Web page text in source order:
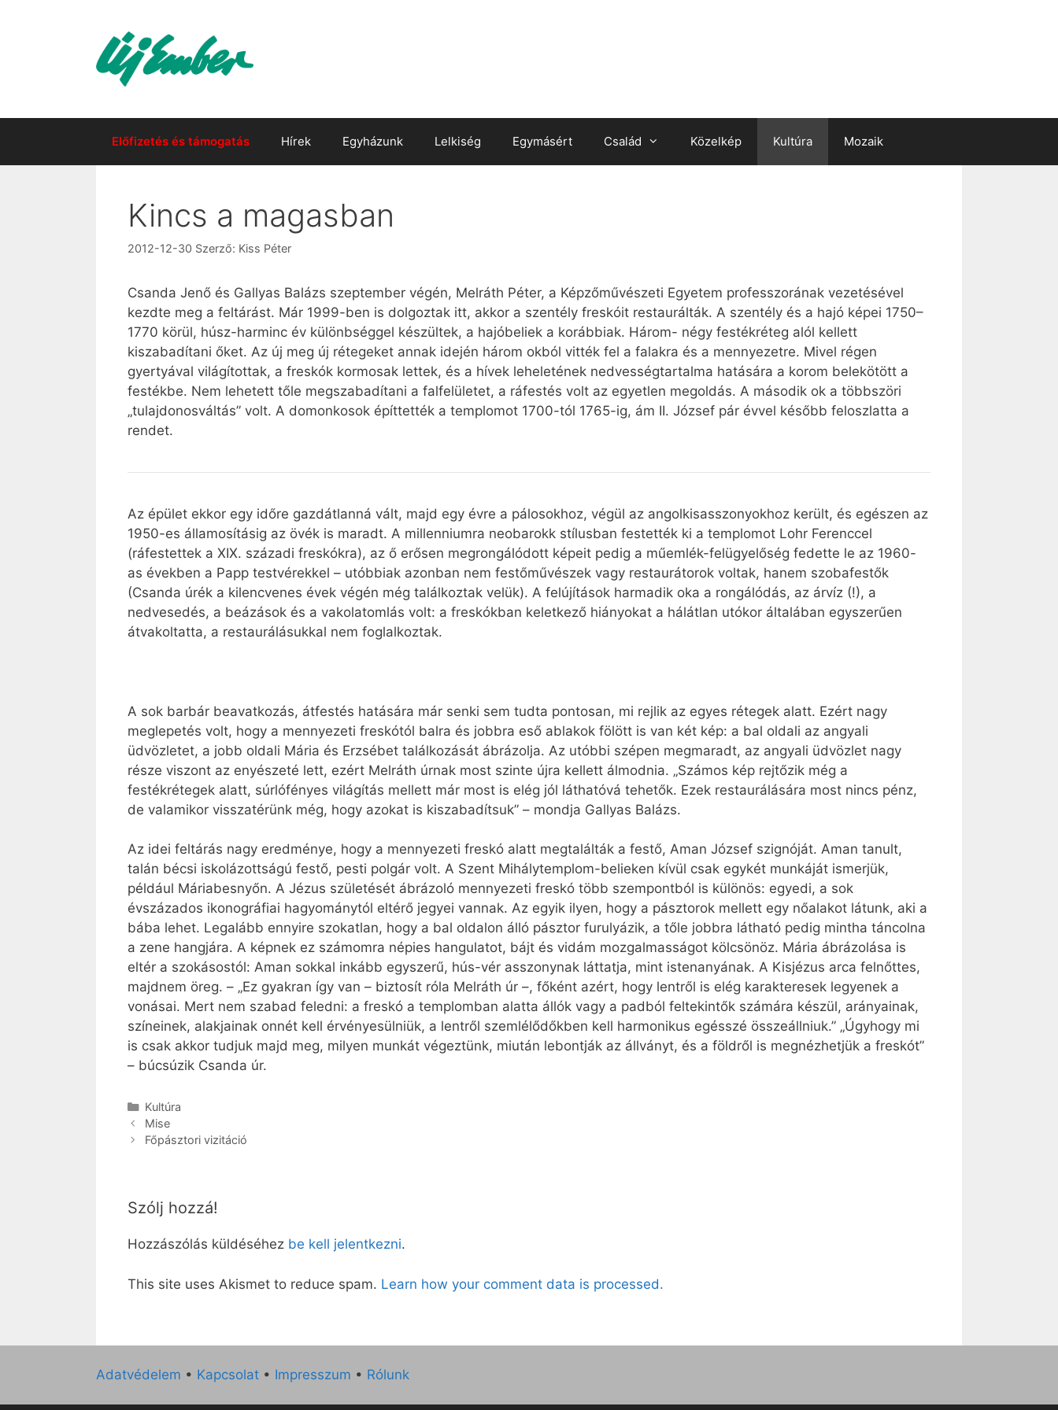
Előfizetés és támogatás Hírek Egyházunk Lelkiség Egymásért Család Közelkép Kultúra Mozaik
Kincs a magasban
2012-12-30 Szerző: Kiss Péter
Csanda Jenő és Gallyas Balázs szeptember végén, Melráth Péter, a Képzőművészeti Egyetem professzorának vezetésével
kezdte meg a feltárást. Már 1999-ben is dolgoztak itt, akkor a szentély freskóit restaurálták. A szentély és a hajó képei 1750–
1770 körül, húsz-harminc év különbséggel készültek, a hajóbeliek a korábbiak. Három- négy festékréteg alól kellett
kiszabadítani őket. Az új meg új rétegeket annak idején három okból vitték fel a falakra és a mennyezetre. Mivel régen
gyertyával világítottak, a freskók kormosak lettek, és a hívek leheletének nedvességtartalma hatására a korom belekötött a
festékbe. Nem lehetett tőle megszabadítani a falfelületet, a ráfestés volt az egyetlen megoldás. A második ok a többszöri
„tulajdonosváltás” volt. A domonkosok építtették a templomot 1700-tól 1765-ig, ám II. József pár évvel később feloszlatta a
rendet.
Az épület ekkor egy időre gazdátlanná vált, majd egy évre a pálosokhoz, végül az angolkisasszonyokhoz került, és egészen az
1950-es államosításig az övék is maradt. A millenniumra neobarokk stílusban festették ki a templomot Lohr Ferenccel
(ráfestettek a XIX. századi freskókra), az ő erősen megrongálódott képeit pedig a műemlék-felügyelőség fedette le az 1960-
as években a Papp testvérekkel – utóbbiak azonban nem festőművészek vagy restaurátorok voltak, hanem szobafestők
(Csanda úrék a kilencvenes évek végén még találkoztak velük). A felújítások harmadik oka a rongálódás, az árvíz (!), a
nedvesedés, a beázások és a vakolatomlás volt: a freskókban keletkező hiányokat a hálátlan utókor általában egyszerűen
átvakoltatta, a restaurálásukkal nem foglalkoztak.
A sok barbár beavatkozás, átfestés hatására már senki sem tudta pontosan, mi rejlik az egyes rétegek alatt. Ezért nagy
meglepetés volt, hogy a mennyezeti freskótól balra és jobbra eső ablakok fölött is van két kép: a bal oldali az angyali
üdvözletet, a jobb oldali Mária és Erzsébet találkozását ábrázolja. Az utóbbi szépen megmaradt, az angyali üdvözlet nagy
része viszont az enyészeté lett, ezért Melráth úrnak most szinte újra kellett álmodnia. „Számos kép rejtőzik még a
festékrétegek alatt, súrlófényes világítás mellett már most is elég jól láthatóvá tehetők. Ezek restaurálására most nincs pénz,
de valamikor visszatérünk még, hogy azokat is kiszabadítsuk” – mondja Gallyas Balázs.
Az idei feltárás nagy eredménye, hogy a mennyezeti freskó alatt megtalálták a festő, Aman József szignóját. Aman tanult,
talán bécsi iskolázottságú festő, pesti polgár volt. A Szent Mihálytemplom-belieken kívül csak egykét munkáját ismerjük,
például Máriabesnyőn. A Jézus születését ábrázoló mennyezeti freskó több szempontból is különös: egyedi, a sok
évszázados ikonográfiai hagyománytól eltérő jegyei vannak. Az egyik ilyen, hogy a pásztorok mellett egy nőalakot látunk, aki a
bába lehet. Legalább ennyire szokatlan, hogy a bal oldalon álló pásztor furulyázik, a tőle jobbra látható pedig mintha táncolna
a zene hangjára. A képnek ez számomra népies hangulatot, bájt és vidám mozgalmasságot kölcsönöz. Mária ábrázolása is
eltér a szokásostól: Aman sokkal inkább egyszerű, hús-vér asszonynak láttatja, mint istenanyának. A Kisjézus arca felnőttes,
majdnem öreg. – „Ez gyakran így van – biztosít róla Melráth úr –, főként azért, hogy lentről is elég karakteresek legyenek a
vonásai. Mert nem szabad feledni: a freskó a templomban alatta állók vagy a padból feltekintők számára készül, arányainak,
színeinek, alakjainak onnét kell érvényesülniük, a lentről szemlélődőkben kell harmonikus egésszé összeállniuk.” „Úgyhogy mi
is csak akkor tudjuk majd meg, milyen munkát végeztünk, miután lebontják az állványt, és a földről is megnézhetjük a freskót”
– búcsúzik Csanda úr.
Kategória
Kultúra
Mise
Főpásztori vizitáció
Szólj hozzá!
Hozzászólás küldéséhez be kell jelentkezni.
This site uses Akismet to reduce spam. Learn how your comment data is processed.
Adatvédelem • Kapcsolat • Impresszum • Rólunk